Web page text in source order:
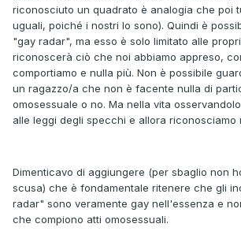
riconosciuto un quadrato è analogia che poi
uguali, poiché i nostri lo sono). Quindi è
"gay radar", ma esso è solo limitato alle
riconoscerà ciò che noi abbiamo appreso,
comportiamo e nulla più. Non è possibile
un ragazzo/a che non è facente nulla di
omosessuale o no. Ma nella vita
alle leggi degli specchi e allora riconosciamo
Dimenticavo di aggiungere (per sbaglio non
scusa) che è fondamentale ritenere che gli
radar" sono veramente gay nell'essenza e
che compiono atti omosessuali.